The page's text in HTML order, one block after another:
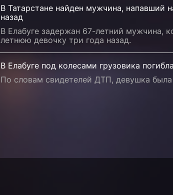
В Татарстане найден мужчина, напавший
назад
В Елабуге задержан 67-летний мужчина,
летнюю девочку три года назад.
В Елабуге под колесами грузовика
По словам свидетелей ДТП, девушка была